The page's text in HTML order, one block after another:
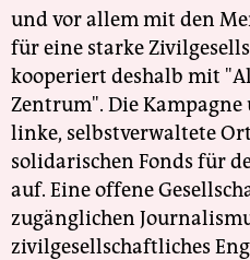
und vor allem mit den
für eine starke
kooperiert deshalb mit
Zentrum". Die
linke, selbstverwaltete
solidarischen Fonds für
auf. Eine offene
zugänglichen
zivilgesellschaftliches